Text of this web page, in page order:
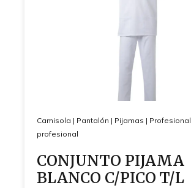
Camisola | Pantalón | Pijamas | Profesional
profesional
CONJUNTO PIJAMA
BLANCO C/PICO T/L